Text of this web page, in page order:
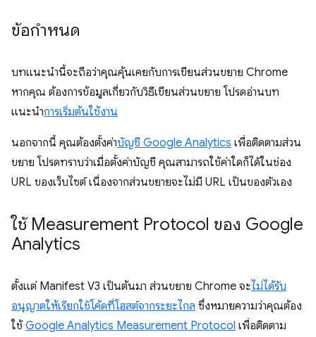
ข้อกำหนด
บทแนะนำนี้จะถือว่าคุณคุ้นเคยกับการเขียนส่วนขยาย Chrome
หากคุณ ต้องการข้อมูลเกี่ยวกับวิธีเขียนส่วนขยาย โปรดอ่านบท
แนะนำการเริ่มต้นใช้งาน
นอกจากนี้ คุณต้องตั้งค่าบัญชี Google Analytics เพื่อติดตามส่วน
ขยาย โปรดทราบว่าเมื่อตั้งค่าบัญชี คุณสามารถใช้ค่าใดก็ได้ในช่อง
URL ของเว็บไซต์ เนื่องจากส่วนขยายจะไม่มี URL เป็นของตัวเอง
ใช้ Measurement Protocol ของ Google
Analytics
ตั้งแต่ Manifest V3 เป็นต้นมา ส่วนขยาย Chrome จะไม่ได้รับ
อนุญาตให้เรียกใช้โค้ดที่โฮสต์จากระยะไกล ซึ่งหมายความว่าคุณต้อง
ใช้ Google Analytics Measurement Protocol เพื่อติดตาม